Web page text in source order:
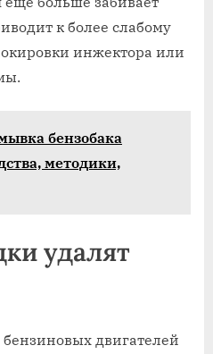
к более слабому
инжектора или
бензобака
методики,
удалят
двигателей